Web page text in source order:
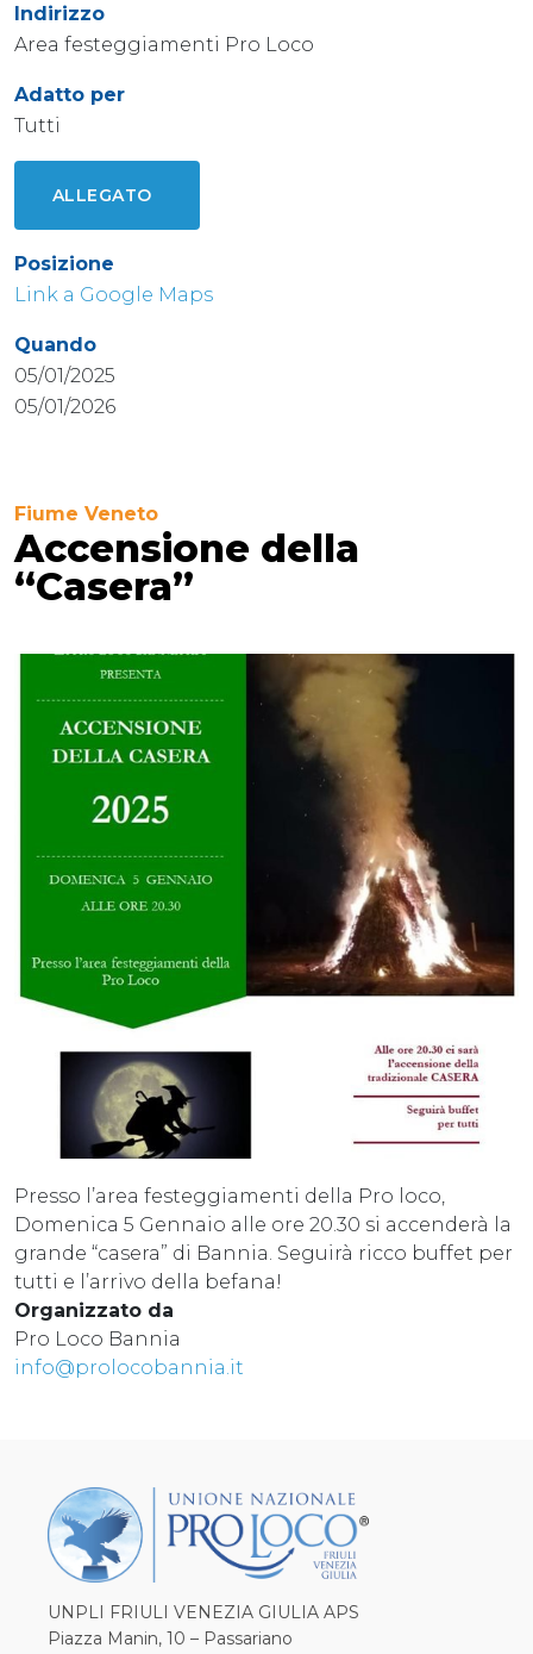
Indirizzo
Area festeggiamenti Pro Loco
Adatto per
Tutti
ALLEGATO
Posizione
Link a Google Maps
Quando
05/01/2025
05/01/2026
Fiume Veneto
Accensione della
“Casera”
Presso l’area festeggiamenti della Pro loco,
Domenica 5 Gennaio alle ore 20.30 si accenderà la
grande “casera” di Bannia. Seguirà ricco buffet per
tutti e l’arrivo della befana!
Organizzato da
Pro Loco Bannia
info@prolocobannia.it
UNPLI FRIULI VENEZIA GIULIA APS
Piazza Manin, 10 – Passariano